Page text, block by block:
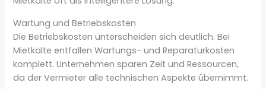
Wartung und Betriebskosten
Die Betriebskosten unterscheiden sich deutlich. Bei
Mietkälte entfallen Wartungs- und Reparaturkosten
komplett. Unternehmen sparen Zeit und Ressourcen,
da der Vermieter alle technischen Aspekte übernimmt.